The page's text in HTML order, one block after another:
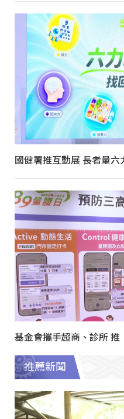
國健署推互動展 長者量六
基金會攜手超商、診所 推
推薦新聞